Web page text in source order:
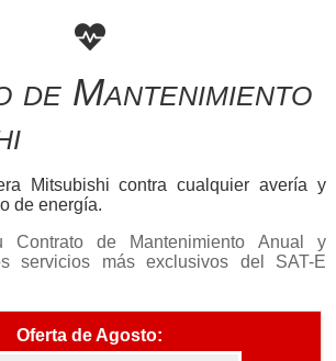
de Mantenimiento
Mitsubishi contra cualquier avería y
de energía.
Contrato de Mantenimiento Anual y
servicios más exclusivos del SAT-E
Oferta de Agosto: